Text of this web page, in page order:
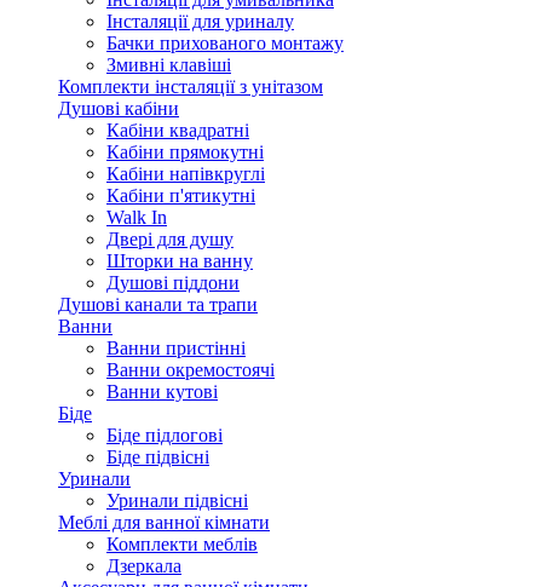
Інсталяції для уриналу
Бачки прихованого монтажу
Змивні клавіші
Комплекти інсталяції з унітазом
Душові кабіни
Кабіни квадратні
Кабіни прямокутні
Кабіни напівкруглі
Кабіни п'ятикутні
Walk In
Двері для душу
Шторки на ванну
Душові піддони
Душові канали та трапи
Ванни
Ванни пристінні
Ванни окремостоячі
Ванни кутові
Біде
Біде підлогові
Біде підвісні
Уринали
Уринали підвісні
Меблі для ванної кімнати
Комплекти меблів
Дзеркала